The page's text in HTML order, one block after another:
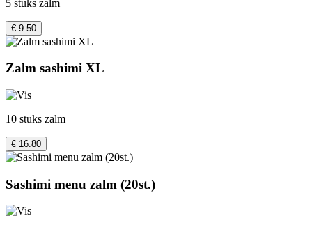
5 stuks zalm
€ 9.50
Zalm sashimi XL
10 stuks zalm
€ 16.80
Sashimi menu zalm (20st.)